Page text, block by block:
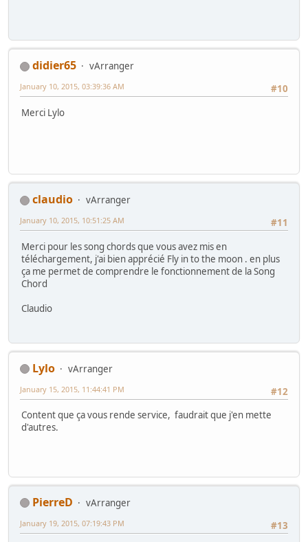
didier65
vArranger
#10
January 10, 2015, 03:39:36 AM
Merci Lylo
claudio
vArranger
#11
January 10, 2015, 10:51:25 AM
Merci pour les song chords que vous avez mis en
téléchargement, j'ai bien apprécié Fly in to the moon . en plus
ça me permet de comprendre le fonctionnement de la Song
Chord
Claudio
Lylo
vArranger
#12
January 15, 2015, 11:44:41 PM
Content que ça vous rende service, faudrait que j'en mette
d'autres.
PierreD
vArranger
#13
January 19, 2015, 07:19:43 PM